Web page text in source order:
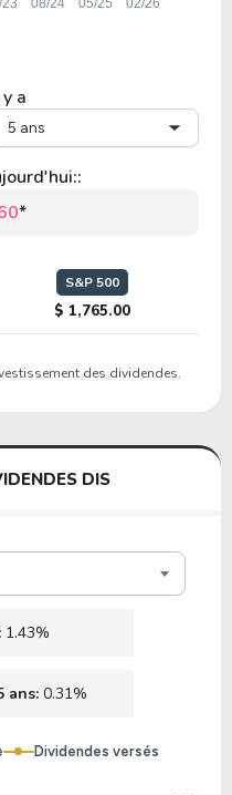
100.99% 2.63%
0.00%
a
5 ans
*
S&P 500
$ 1,765.00
des dividendes.
DIS
1.43%
ans: 0.31%
Dividendes versés